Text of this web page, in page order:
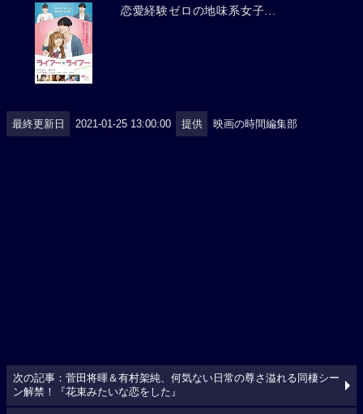
恋愛経験ゼロの地味系女子...
最終更新日 2021-01-25 13:00:00 提供 映画の時間編集部
次の記事：菅田将暉＆有村架純、何気ない日常の尊さ溢れる同棲シー
ン解禁！『花束みたいな恋をした』